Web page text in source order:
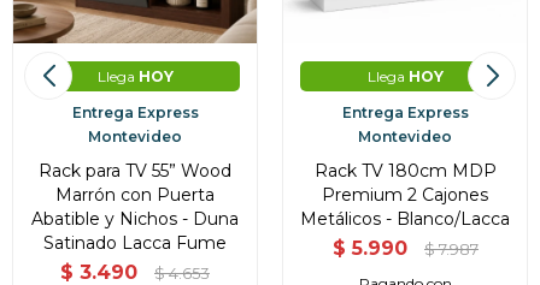
Llega HOY
Entrega Express
Montevideo
Rack para TV 55” Wood
Marrón con Puerta
Abatible y Nichos - Duna
Satinado Lacca Fume
$ 3.490 $ 4.653
Llega HOY
Entrega Express
Montevideo
Rack TV 180cm MDP
Premium 2 Cajones
Metálicos - Blanco/Lacca
$ 5.990 $ 7.987